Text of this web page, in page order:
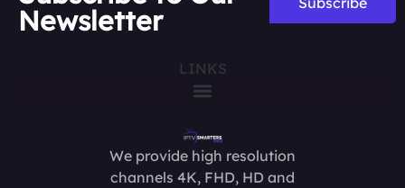
Newsletter
LINKS
We provide high resolution
channels 4K, FHD, HD and